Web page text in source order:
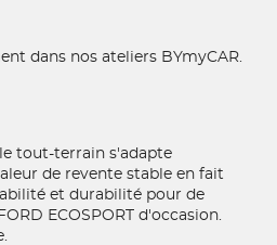
dans nos ateliers BYmyCAR.
tout-terrain s'adapte
de revente stable en fait
et durabilité pour de
ECOSPORT d'occasion.